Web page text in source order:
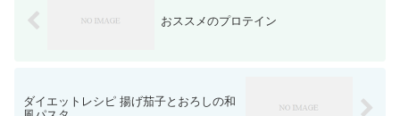
おススメのプロテイン
ダイエットレシピ 揚げ茄子とおろしの和